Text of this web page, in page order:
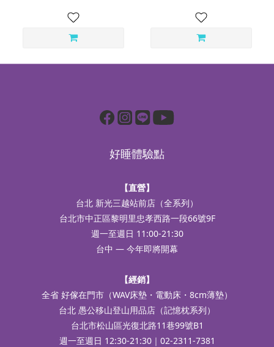
好睡體驗點
【直營】
台北 新光三越站前店（全系列）
台北市中正區黎明里忠孝西路一段66號9F
週一至週日 11:00-21:30
台中 — 今年即將開幕
【經銷】
全省 好傢在門市（WAV床墊・電動床・8cm薄墊）
台北 愚公移山登山用品店（記憶枕系列）
台北市松山區光復北路11巷99號B1
週一至週日 12:30-21:30｜02-2311-7381